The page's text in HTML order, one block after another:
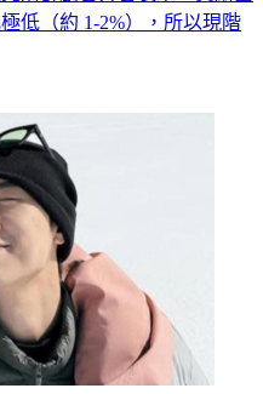
前群創官方曾表示，其扇出
低（約 1-2%），所以現階